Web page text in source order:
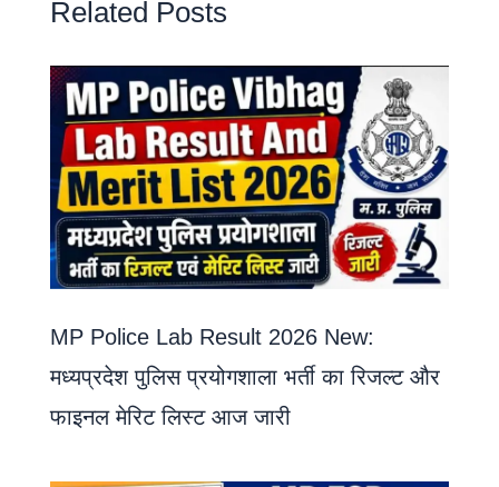
Related Posts
MP Police Lab Result 2026 New:
मध्यप्रदेश पुलिस प्रयोगशाला भर्ती का रिजल्ट और
फाइनल मेरिट लिस्ट आज जारी